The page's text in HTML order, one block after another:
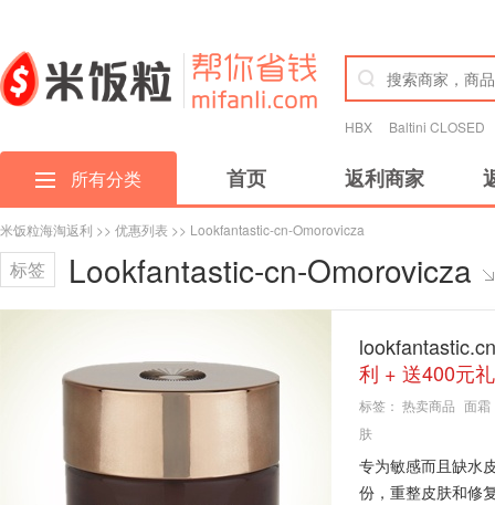
HBX Baltini CLOSED
所有分类 首页 返利商家
米饭粒海淘返利 >> 优惠列表 >> Lookfantastic-cn-Omorovicza
标签 Lookfantastic-cn-Omorovicza
利 + 送400元
标签： 热卖商品 面霜
肤
专为敏感而且缺水
份，重整皮肤和修